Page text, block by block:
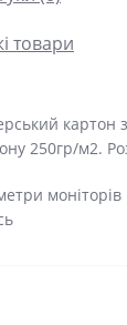
товари
картон
250гр/м2.
моніторів